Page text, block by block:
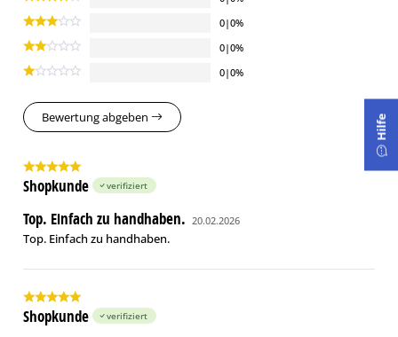
0|0%
0|0%
0|0%
Bewertung abgeben
Shopkunde verifiziert
Top. Einfach zu handhaben. 20.02.2026
Top. Einfach zu handhaben.
Shopkunde verifiziert
Hilfe